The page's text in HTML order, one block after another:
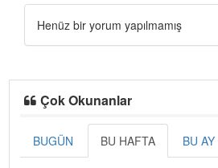
Henüz bir yorum yapılmamış
Çok Okunanlar
BUGÜN BU HAFTA BU AY